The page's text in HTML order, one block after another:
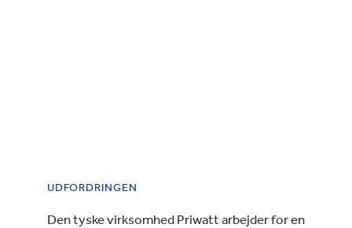
UDFORDRINGEN
Den tyske virksomhed Priwatt arbejder for en